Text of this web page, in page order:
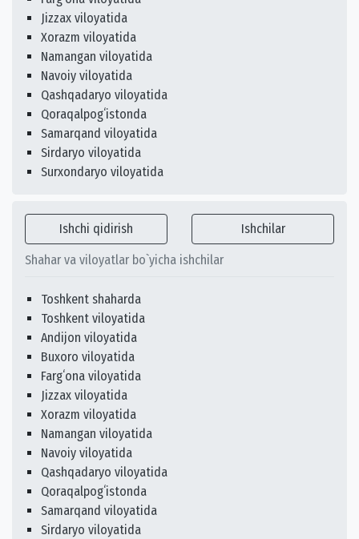
Jizzax viloyatida
Xorazm viloyatida
Namangan viloyatida
Navoiy viloyatida
Qashqadaryo viloyatida
Qoraqalpogʻistonda
Samarqand viloyatida
Sirdaryo viloyatida
Surxondaryo viloyatida
Ishchi qidirish Ishchilar
Shahar va viloyatlar bo`yicha ishchilar
Toshkent shaharda
Toshkent viloyatida
Andijon viloyatida
Buxoro viloyatida
Fargʻona viloyatida
Jizzax viloyatida
Xorazm viloyatida
Namangan viloyatida
Navoiy viloyatida
Qashqadaryo viloyatida
Qoraqalpogʻistonda
Samarqand viloyatida
Sirdaryo viloyatida